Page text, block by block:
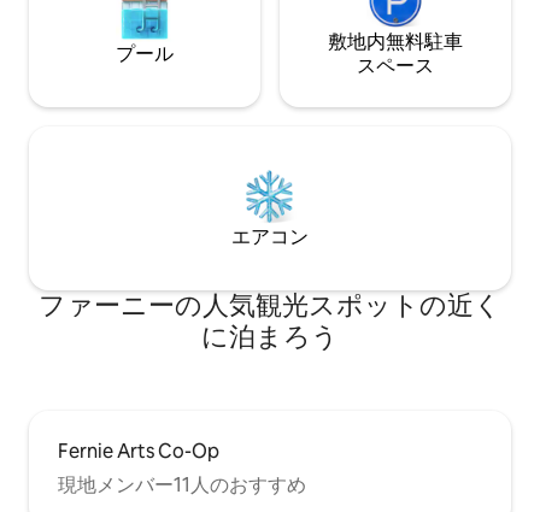
プール
敷地内無料駐⁠車
ス⁠ペ⁠ー⁠ス
エアコン
ファーニーの人気観光スポットの近く
に泊まろう
Fernie Arts Co-Op
現地メンバー11人のおすすめ